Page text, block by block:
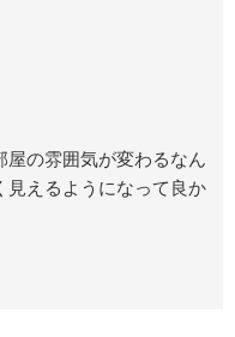
屋の雰囲気が変わるなん
見えるようになって良か